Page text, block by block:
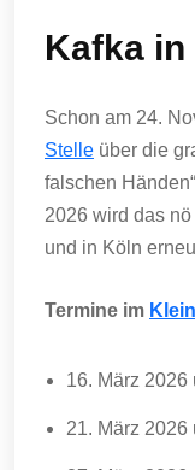
Kafka
Schon am 24.
Stelle über die
falschen
2026 wird das
und in Köln
Termine im
16. März 2026
21. März 2026